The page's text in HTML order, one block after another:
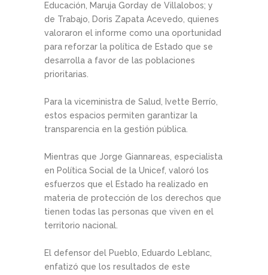
Educación, Maruja Gorday de Villalobos; y
de Trabajo, Doris Zapata Acevedo, quienes
valoraron el informe como una oportunidad
para reforzar la política de Estado que se
desarrolla a favor de las poblaciones
prioritarias.
Para la viceministra de Salud, Ivette Berrío,
estos espacios permiten garantizar la
transparencia en la gestión pública.
Mientras que Jorge Giannareas, especialista
en Política Social de la Unicef, valoró los
esfuerzos que el Estado ha realizado en
materia de protección de los derechos que
tienen todas las personas que viven en el
territorio nacional.
El defensor del Pueblo, Eduardo Leblanc,
enfatizó que los resultados de este